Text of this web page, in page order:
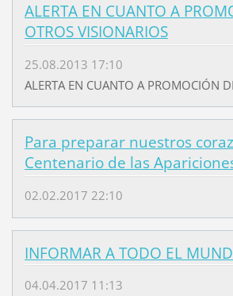
ALERTA EN CUANTO A
OTROS VISIONARIOS
25.08.2013 17:10
ALERTA EN CUANTO A PROMOCIÓN
Para preparar nuestros
Centenario de las
02.02.2017 22:10
INFORMAR A TODO EL
04.04.2017 11:13